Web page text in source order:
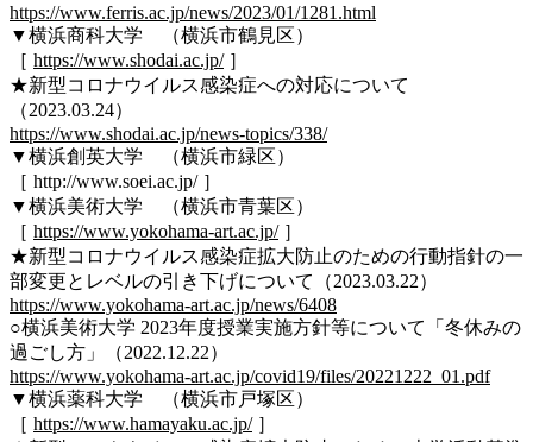
https://www.ferris.ac.jp/news/2023/01/1281.html
▼横浜商科大学 （横浜市鶴見区）
［ https://www.shodai.ac.jp/］
★新型コロナウイルス感染症への対応について
（2023.03.24）
https://www.shodai.ac.jp/news-topics/338/
▼横浜創英大学 （横浜市緑区）
［ http://www.soei.ac.jp/ ］
▼横浜美術大学 （横浜市青葉区）
［ https://www.yokohama-art.ac.jp/］
★新型コロナウイルス感染症拡大防止のための行動指針の一
部変更とレベルの引き下げについて（2023.03.22）
https://www.yokohama-art.ac.jp/news/6408
○横浜美術大学 2023年度授業実施方針等について「冬休みの
過ごし方」（2022.12.22）
https://www.yokohama-art.ac.jp/covid19/files/20221222_01.pdf
▼横浜薬科大学 （横浜市戸塚区）
［ https://www.hamayaku.ac.jp/］